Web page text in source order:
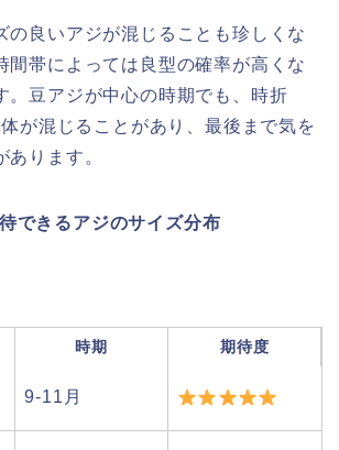
の良いアジが混じることも珍しくな
間帯によっては良型の確率が高くな
。豆アジが中心の時期でも、時折
が混じることがあり、最後まで気を
ります。
できるアジのサイズ分布
時期 期待度
9-11月